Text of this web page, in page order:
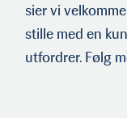
sier vi
stille med en
utfordrer. Følg